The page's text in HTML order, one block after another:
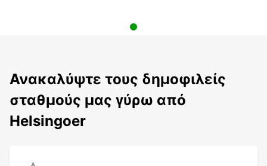
Ανακαλύψτε τους δημοφιλείς
σταθμούς μας γύρω από
Helsingoer